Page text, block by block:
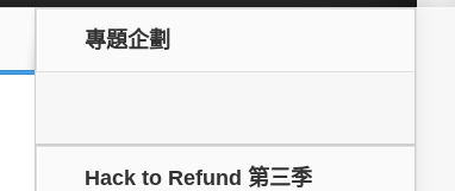
專題企劃
Hack to Refund 第三季